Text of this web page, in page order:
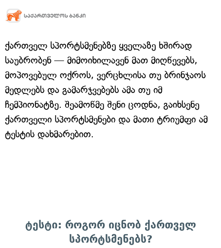
ქართველ სპორტსმენებზე ყველაზე ხშირად
საუბრობენ — მიმოიხილავენ მათ მიღწევებს,
მოპოვებულ ოქროს, ვერცხლისა თუ ბრინჯაოს
მედლებს და გამარჯვებებს ამა თუ იმ
ჩემპიონატზე. შეამოწმე შენი ცოდნა, გაიხსენე
ქართველი სპორტსმენები და მათი ტრიუმფი ამ
ტესტის დახმარებით.
ტესტი: როგორ იცნობ ქართველ
სპორტსმენებს?